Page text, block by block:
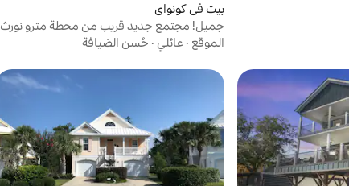
بيت في كونواي
جميل! مجتمع جديد قريب من محطة مترو نورث
ميشيغان (NMB) ومركز جامعة ميشيغان (UCC)
الموقع · عائلي · حُسن الضيافة